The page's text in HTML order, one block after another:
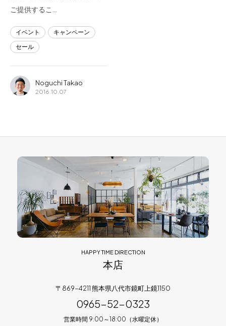
ご提供するこ…
イベント
キャンペーン
セール
Noguchi Takao
2016.10.07
HAPPY TIME DIRECTION
本店
〒869-4211 熊本県八代市鏡町上鏡1150
0965-52-0323
営業時間 9:00～18:00（水曜定休）